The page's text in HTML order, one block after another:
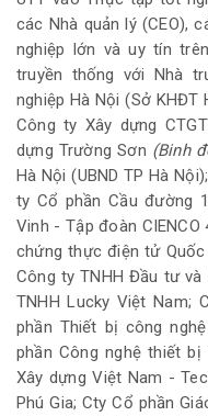
các Nhà quản lý (CEO),
nghiệp lớn và uy tín
truyền thống với Nhà
nghiệp Hà Nội (Sở KHĐT
Công ty Xây dựng
dựng Trường Sơn (Binh
Hà Nội (UBND TP Hà
ty Cổ phần Cầu đường
Vinh - Tập đoàn
chứng thực điện tử Quốc
Công ty TNHH Đầu tư
TNHH Lucky Việt Nam;
phần Thiết bị công
phần Công nghệ thiết
Xây dựng Việt Nam -
Phú Gia; Cty Cổ phần